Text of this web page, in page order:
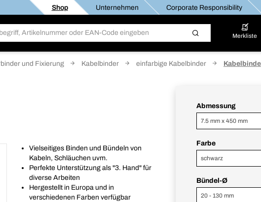
Shop Unternehmen Corporate Responsibility
Merkliste
und Fixierung Kabelbinder einfarbige Kabelbinder
Vielseitiges Binden und Bündeln von
Kabeln, Schläuchen uvm.
Perfekte Unterstützung als "3. Hand" für
diverse Arbeiten
Hergestellt in Europa und in
verschiedenen Farben verfügbar
Abmessung
7.5 mm x 450 mm
Farbe
schwarz
Bündel-Ø
20 - 130 mm